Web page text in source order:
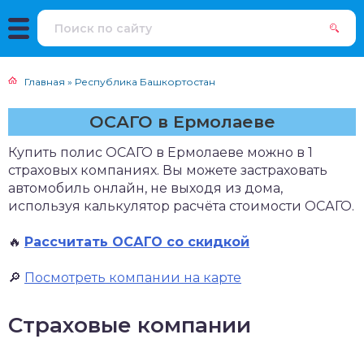
Главная » Республика Башкортостан
ОСАГО в Ермолаеве
Купить полис ОСАГО в Ермолаеве можно в 1
страховых компаниях. Вы можете застраховать
автомобиль онлайн, не выходя из дома,
используя калькулятор расчёта стоимости ОСАГО.
🔥 Рассчитать ОСАГО со скидкой
🔎 Посмотреть компании на карте
Страховые компании